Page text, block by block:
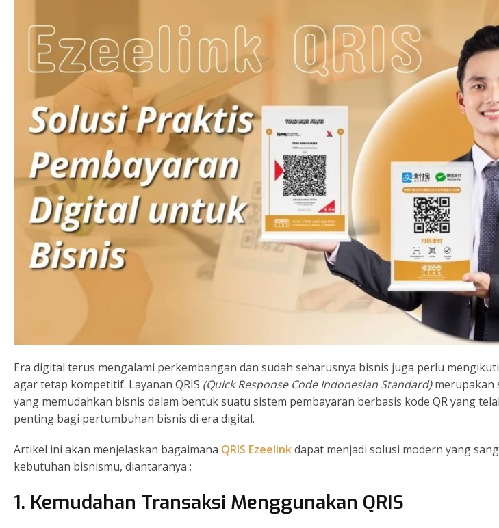
Era digital terus mengalami perkembangan dan sudah seharusnya bisnis juga perlu
agar tetap kompetitif. Layanan QRIS (Quick Response Code Indonesian Standard)merupakan
yang memudahkan bisnis dalam bentuk suatu sistem pembayaran berbasis kode QR yang
penting bagi pertumbuhan bisnis di era digital.
Artikel ini akan menjelaskan bagaimana QRIS Ezeelinkdapat menjadi solusi modern yang
kebutuhan bisnismu, diantaranya ;
1. Kemudahan Transaksi Menggunakan QRIS